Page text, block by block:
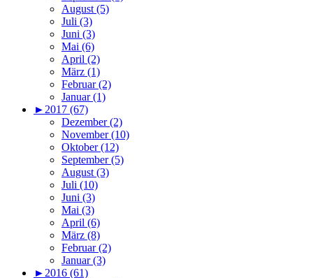
August (5)
Juli (3)
Juni (3)
Mai (6)
April (2)
März (1)
Februar (2)
Januar (1)
► 2017 (67)
Dezember (2)
November (10)
Oktober (12)
September (5)
August (3)
Juli (10)
Juni (3)
Mai (3)
April (6)
März (8)
Februar (2)
Januar (3)
► 2016 (61)